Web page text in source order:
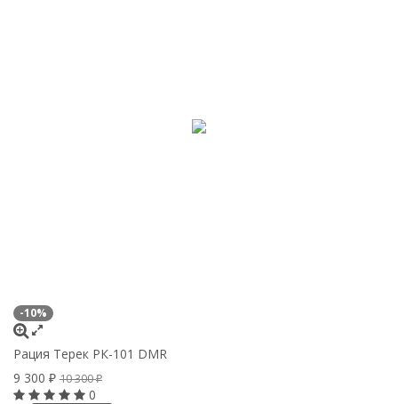
-10%
Рация Терек РК-101 DMR
9 300 ₽ 10 300₽
0